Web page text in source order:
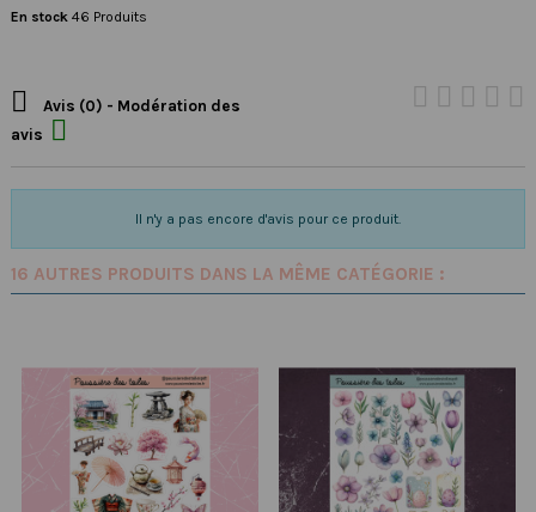
En stock 46 Produits

Avis (0) - Modération des
avis 
Il n'y a pas encore d'avis pour ce produit.
16 AUTRES PRODUITS DANS LA MÊME CATÉGORIE :